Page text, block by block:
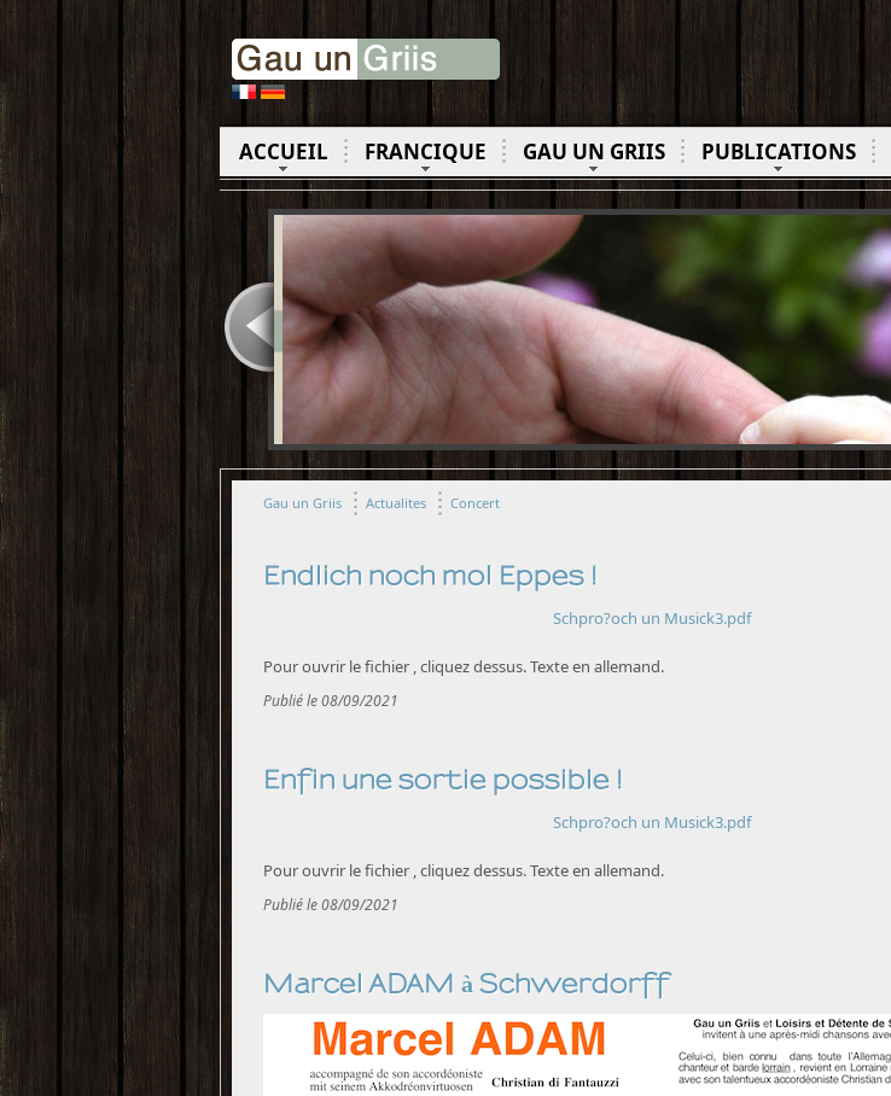
ACCUEIL FRANCIQUE GAU UN GRIIS PUBLICATIONS
Gau un Griis Actualites Concert
Endlich noch mol Eppes !
Schpro?och un Musick3.pdf
Pour ouvrir le fichier , cliquez dessus. Texte en allemand.
Publié le 08/09/2021
Enfin une sortie possible !
Schpro?och un Musick3.pdf
Pour ouvrir le fichier , cliquez dessus. Texte en allemand.
Publié le 08/09/2021
Marcel ADAM à Schwerdorff